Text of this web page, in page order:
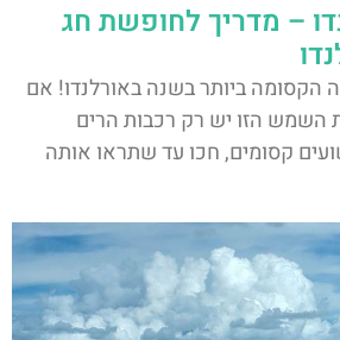
– מדריך לחופשת חג
הקסומה ביותר בשנה באורלנדו! אם
הזו יש רק רכבות הרים
קסומים, חכו עד שתראו אותה